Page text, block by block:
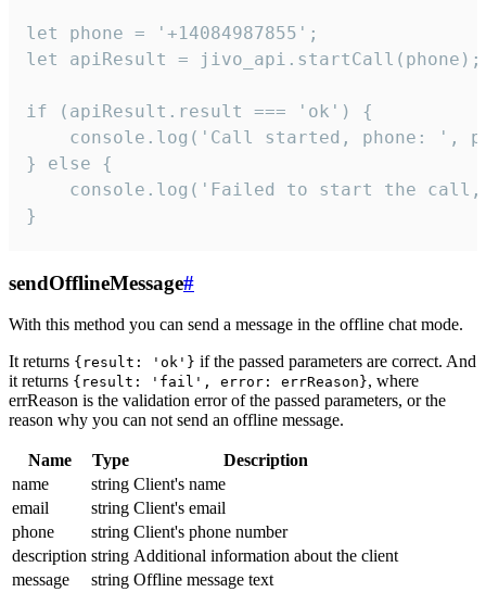
let phone = '+14084987855';
let apiResult = jivo_api.startCall(phone);
if (apiResult.result === 'ok') {
console.log('Call started, phone: ',
} else {
console.log('Failed to start the
}
sendOfflineMessage#
With this method you can send a message in the offline chat mode.
It returns {result: 'ok'} if the passed parameters are correct. And
it returns {result: 'fail', error: errReason}, where
errReason is the validation error of the passed parameters, or the
reason why you can not send an offline message.
Name Type
Description
name
string Client's name
email
string Client's email
phone
string Client's phone number
description string Additional information about the client
message
string Offline message text